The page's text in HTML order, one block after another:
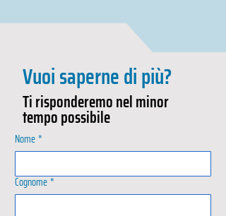
Vuoi saperne di più?
Ti risponderemo nel minor
tempo possibile
Nome*
Cognome*